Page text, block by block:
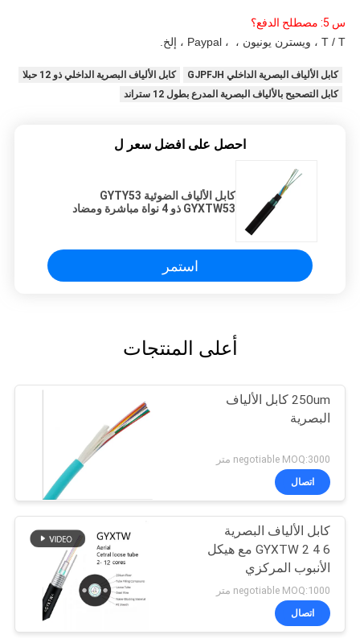
س 5: مصطلح الدفع؟
T / T ، ويسترن يونيون ،  ، Paypal ، إلخ.
كابل الألياف البصرية الداخلي GJPFJH
كابل الألياف البصرية الداخلي ذو 12 حبلا
كابل التصحيح بالألياف البصرية المدرع بطول 12 ستراند
احصل على افضل سعر ل
كابل الألياف الضوئية GYTY53
GYXTW53 ذو 4 نواة مباشرة ومضاد
استمر
أعلى المنتجات
250um كابل الألياف
البصرية
negotiable MOQ:3000 متر
اتصال
كابل الألياف البصرية
GYXTW 2 4 6 مع هيكل
الأنبوب المركزي
negotiable MOQ:1000 متر
اتصال